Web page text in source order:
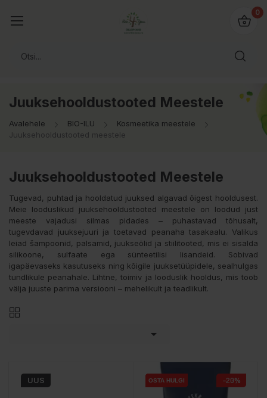
0
Juuksehooldustooted Meestele
Avalehele BIO-ILU
Kosmeetika meestele
Juuksehooldustooted meestele
Juuksehooldustooted Meestele
Tugevad, puhtad ja hooldatud juuksed algavad õigest hooldusest.
Meie looduslikud juuksehooldustooted meestele on loodud just
meeste vajadusi silmas pidades – puhastavad tõhusalt,
tugevdavad juuksejuuri ja toetavad peanaha tasakaalu. Valikus
leiad šampoonid, palsamid, juukseõlid ja stiilitooted, mis ei sisalda
silikoone, sulfaate ega sünteetilisi lisandeid. Sobivad
igapäevaseks kasutuseks ning kõigile juuksetüüpidele, sealhulgas
tundlikule peanahale. Lihtne, toimiv ja looduslik hooldus, mis toob
välja juuste parima versiooni – mehelikult ja teadlikult.

UUS OSTA HULGI
OSTA HULGI
OSTA HULGI −20%